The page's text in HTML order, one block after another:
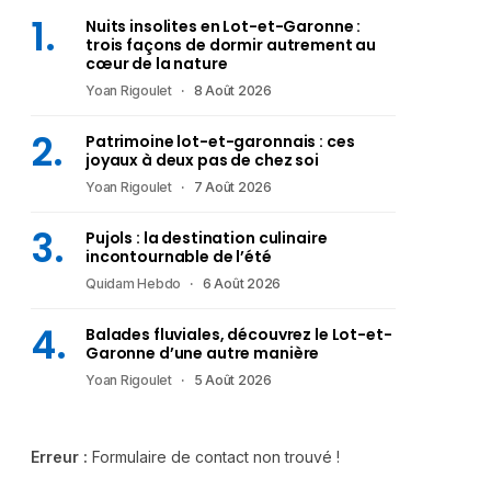
Nuits insolites en Lot-et-Garonne :
trois façons de dormir autrement au
cœur de la nature
Yoan Rigoulet 8 Août 2026
Patrimoine lot-et-garonnais : ces
joyaux à deux pas de chez soi
Yoan Rigoulet 7 Août 2026
Pujols : la destination culinaire
incontournable de l’été
Quidam Hebdo 6 Août 2026
Balades fluviales, découvrez le Lot-et-
Garonne d’une autre manière
Yoan Rigoulet 5 Août 2026
Erreur : Formulaire de contact non trouvé !